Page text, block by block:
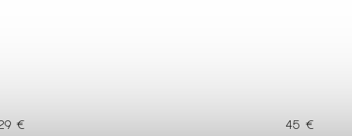
€ 59 €